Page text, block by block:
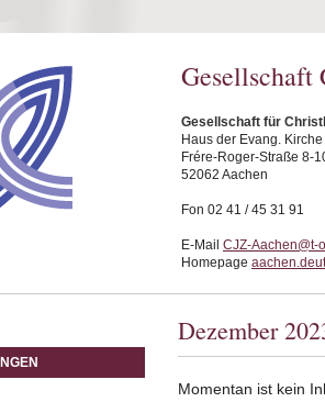
Gesellschaft
Gesellschaft für
Haus der Evang. Kirche
Frére-Roger-Straße 8-
52062 Aachen
Fon 02 41 / 45 31 91
E-Mail CJZ-Aachen@t-
Homepage
Dezember
Momentan ist kein